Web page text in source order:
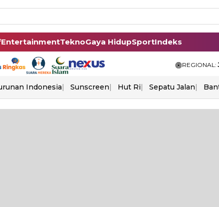
EntertainmentTeknoGaya HidupSportIndeks
REGIONAL:
Indonesia Sunscreen Hut Ri Sepatu Jalan